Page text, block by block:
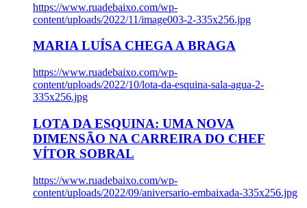
https://www.ruadebaixo.com/wp-
content/uploads/2022/11/image003-2-335x256.jpg
MARIA LUÍSA CHEGA A BRAGA
https://www.ruadebaixo.com/wp-
content/uploads/2022/10/lota-da-esquina-sala-agua-2-
335x256.jpg
LOTA DA ESQUINA: UMA NOVA
DIMENSÃO NA CARREIRA DO CHEF
VÍTOR SOBRAL
https://www.ruadebaixo.com/wp-
content/uploads/2022/09/aniversario-embaixada-335x256.jpg